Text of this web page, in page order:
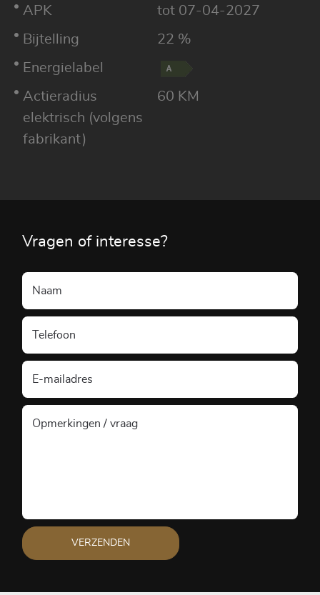
APK
tot 07-04-2027
Bijtelling
22 %
Energielabel
Actieradius
elektrisch (volgens
fabrikant)
60 KM
Vragen of interesse?
VERZENDEN